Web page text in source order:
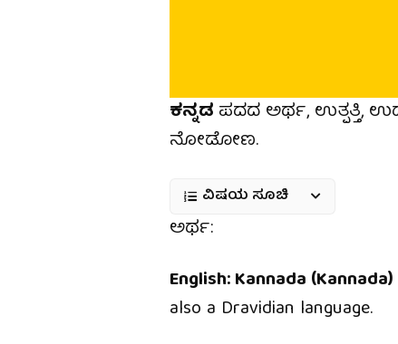
ಕನ್ನಡ ಪದದ ಅರ್ಥ, ಉತ್ಪತ್ತಿ,
ನೋಡೋಣ.
ವಿಷಯ ಸೂಚಿ
ಅರ್ಥ:
English:Kannada
also a Dravidian language.